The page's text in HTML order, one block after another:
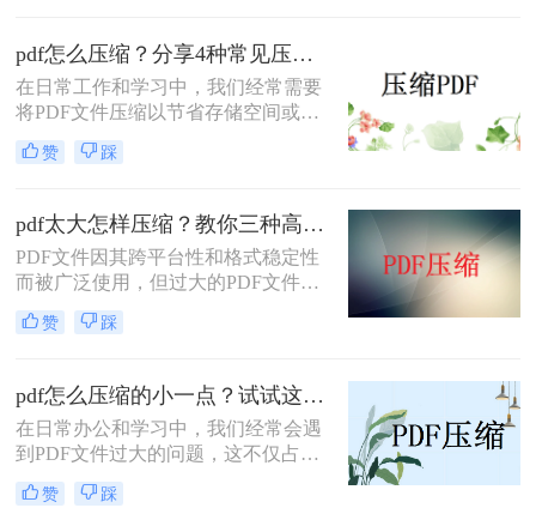
传到某些平台。因此，掌握pdf太大如
何压缩变小是十分必要的。本文将介
绍两种实用的方法来解决这个问题，
帮助您轻松完成 PDF 文件的压缩。
pdf怎么压缩？分享4种常见压缩方法！
在日常工作和学习中，我们经常需要
将PDF文件压缩以节省存储空间或加
快传输速度。那么pdf怎么压缩呢？本
文将介绍几种常见的PDF压缩方法。
赞 踩
pdf太大怎样压缩？教你三种高效方法！
PDF文件因其跨平台性和格式稳定性
而被广泛使用，但过大的PDF文件不
仅占用存储空间，还会影响传输速度
和加载速度。为了解决pdf太大怎样压
件的方法。
赞 踩
pdf怎么压缩的小一点？试试这三种实用压缩方法！
在日常办公和学习中，我们经常会遇
到PDF文件过大的问题，这不仅占用
了大量的存储空间，还影响了文件的
传输速度。那么pdf怎么压缩的小一点
赞 踩